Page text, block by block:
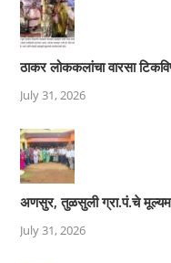
ठाकर लोककलांचा वारसा
July 31, 2026
अणसुर, तुळसुली ग्रा.पं.चे
July 31, 2026